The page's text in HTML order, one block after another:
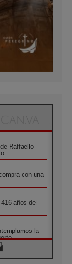
Raffaello
con una
años del
la
de la Madre